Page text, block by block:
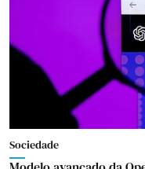
Sociedade